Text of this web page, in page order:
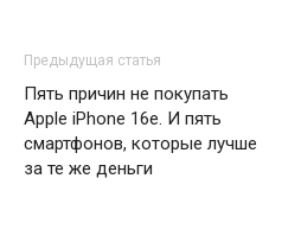
Предыдущая статья
Пять причин не покупать
Apple iPhone 16e. И пять
смартфонов, которые лучше
за те же деньги